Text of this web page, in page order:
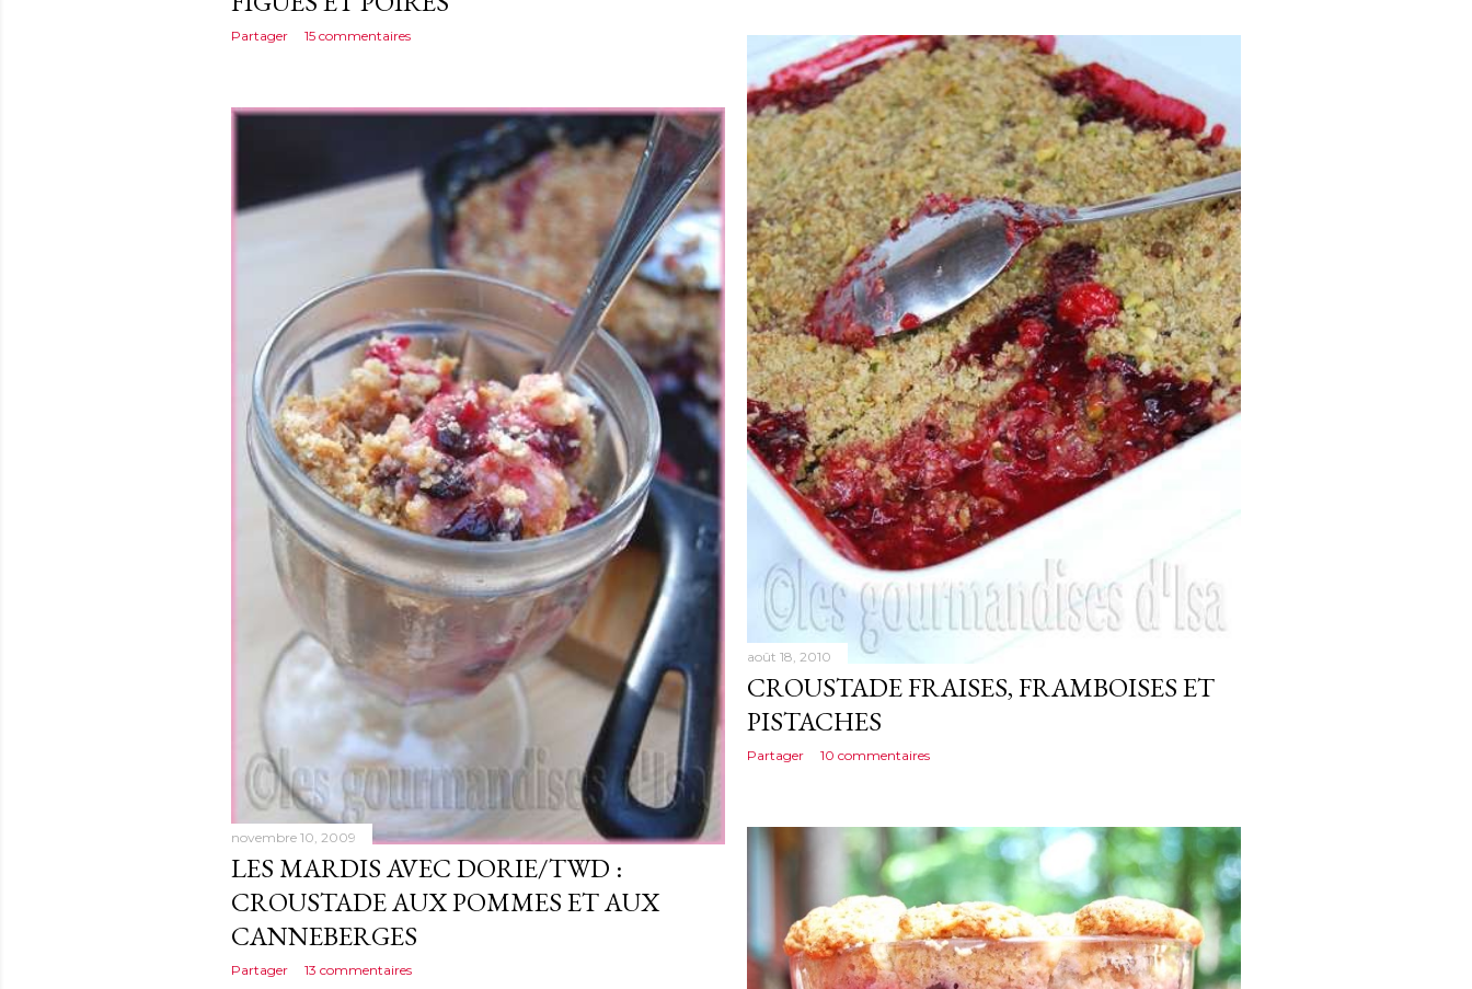
Partager 15 commentaires
août 18, 2010
CROUSTADE FRAISES, FRAMBOISES ET
PISTACHES
Partager 10 commentaires
novembre 10, 2009
LES MARDIS AVEC DORIE/TWD :
CROUSTADE AUX POMMES ET AUX
CANNEBERGES
Partager 13 commentaires